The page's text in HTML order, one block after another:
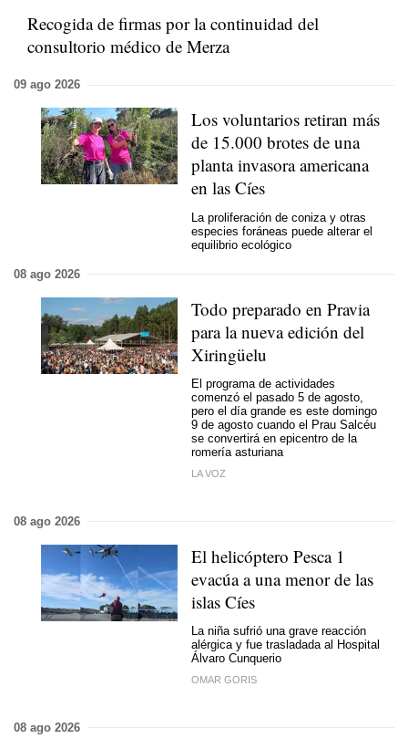
Recogida de firmas por la continuidad del
consultorio médico de Merza
09 ago 2026
Los voluntarios retiran más
de 15.000 brotes de una
planta invasora americana
en las Cíes
La proliferación de coniza y otras
especies foráneas puede alterar el
equilibrio ecológico
08 ago 2026
Todo preparado en Pravia
para la nueva edición del
Xiringüelu
El programa de actividades
comenzó el pasado 5 de agosto,
pero el día grande es este domingo
9 de agosto cuando el Prau Salcéu
se convertirá en epicentro de la
romería asturiana
LA VOZ
08 ago 2026
El helicóptero Pesca 1
evacúa a una menor de las
islas Cíes
La niña sufrió una grave reacción
alérgica y fue trasladada al Hospital
Álvaro Cunquerio
OMAR GORIS
08 ago 2026